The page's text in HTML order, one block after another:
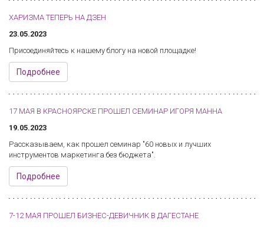
ХАРИЗМА ТЕПЕРЬ НА ДЗЕН
23.05.2023
Присоединяйтесь к нашему блогу на новой площадке!
Подробнее
17 МАЯ В КРАСНОЯРСКЕ ПРОШЕЛ СЕМИНАР ИГОРЯ МАННА
19.05.2023
Рассказываем, как прошел семинар "60 новых и лучших
инструментов маркетинга без бюджета".
Подробнее
7-12 МАЯ ПРОШЕЛ БИЗНЕС-ДЕВИЧНИК В ДАГЕСТАНЕ